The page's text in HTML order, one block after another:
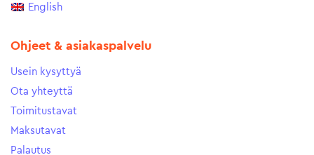
English
Ohjeet & asiakaspalvelu
Usein kysyttyä
Ota yhteyttä
Toimitustavat
Maksutavat
Palautus